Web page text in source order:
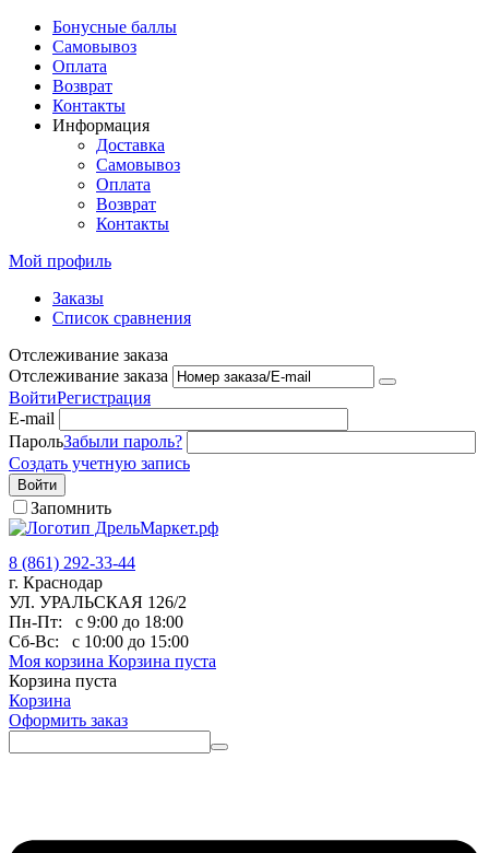
Бонусные баллы
Самовывоз
Оплата
Возврат
Контакты
Информация
Доставка
Самовывоз
Оплата
Возврат
Контакты
Мой профиль
Заказы
Список сравнения
Отслеживание заказа
Отслеживание заказа
ВойтиРегистрация
E-mail
ПарольЗабыли пароль?
Создать учетную запись
Войти
Запомнить
8 (861) 292-33-44
г. Краснодар
УЛ. УРАЛЬСКАЯ 126/2
Пн-Пт:
с 9:00 до 18:00
Сб-Вс:
с 10:00 до 15:00
Моя корзина Корзина пуста
Корзина пуста
Корзина
Оформить заказ